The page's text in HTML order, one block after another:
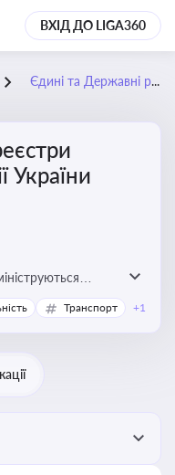
ВХІД ДО LIGA360
Єдині та Державні реєстри Міністерства юстиції України
України
для
прав, та
Транспорт +1